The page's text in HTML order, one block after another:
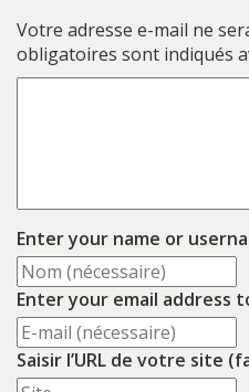
Votre adresse e-mail ne
obligatoires sont indiqués
Enter your name or
Enter your email address
Saisir l’URL de votre site